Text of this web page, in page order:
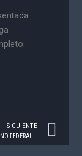
SIGUIENTE